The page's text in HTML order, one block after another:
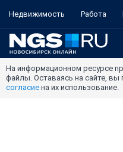
Недвижимость Работа
На информационном ресурсе
файлы. Оставаясь на сайте,
согласие на их использование.